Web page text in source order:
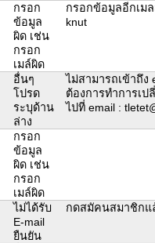
กรอก
ข้อมูล
ผิด เช่น
กรอก
เมล์ผิด
กรอกข้อมูลอีกเม
knut
อื่นๆ
โปรด
ระบุด้าน
ล่าง
ไม่สามารถเข้าถึง
ต้องการทำการเป
ไปที่ email :
กรอก
ข้อมูล
ผิด เช่น
กรอก
เมล์ผิด
ไม่ได้รับ
E-mail
ยืนยัน
กดสมัคนสมาชิกแ